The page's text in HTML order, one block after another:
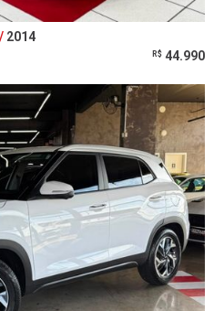
2014
R$ 44.990